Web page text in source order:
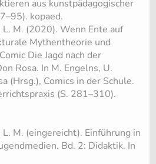
aus kunstpädagogischer
kopaed.
M. (2020). Wenn Ente auf
Mythentheorie und
Die Jagd nach der
Rosa. In M. Engelns, U.
(Hrsg.), Comics in der Schule.
(S. 281–310).
M. (eingereicht). Einführung in
Bd. 2: Didaktik. In